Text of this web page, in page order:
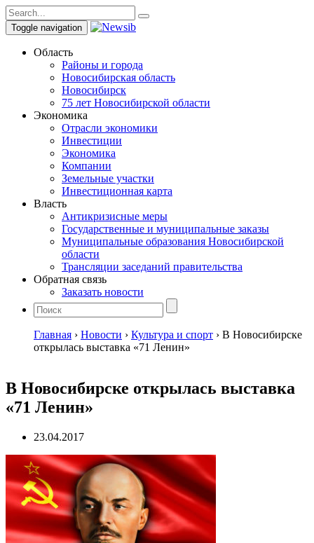
Toggle navigation
Область
Районы и города
Новосибирская область
Новосибирск
75 лет Новосибирской области
Экономика
Отрасли экономики
Инвестиции
Экономика
Компании
Земельные участки
Инвестиционная карта
Власть
Антикризисные меры
Государственные и муниципальные заказы
Муниципальные образования Новосибирской
области
Трансляции заседаний правительства
Обратная связь
Заказать новости
Главная › Новости › Культура и спорт › В Новосибирске
открылась выставка «71 Ленин»
В Новосибирске открылась выставка
«71 Ленин»
23.04.2017